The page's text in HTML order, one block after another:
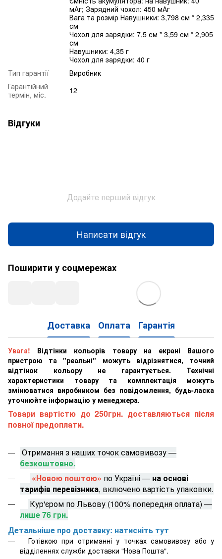
мАг; Зарядний чохол: 450 мАг
Вага та розмір Навушники: 3,798 см * 2,335
см
Чохол для зарядки: 7,5 см * 3,59 см * 2,905
см
Навушники: 4,35 г
Чохол для зарядки: 40 г
Тип гарантії
Виробник
Гарантійний
термін, міс.
12
Відгуки
Додайте перший відгук
Написати відгук
Поширити у соцмережах
Доставка Оплата Гарантія
Увага! Відтінки кольорів товару на екрані Вашого
пристрою та "реальні" можуть відрізнятися, точний
відтінок кольору не гарантується. Технічні
характеристики товару та комплектація можуть
змінюватися виробником без повідомлення, будь-ласка
уточнюйте інформацію у менеджера.
Товари вартістю до 250грн. доставляються після
повної предоплати.
Отримання з наших точок самовивозу —
безкоштовно.
«Новою поштою» по Україні — на основі
тарифів перевізника, включено вартість упаковки.
Кур'єром по Львову (100% попередня оплата) —
лише 76 грн.
Детальніше про доставку: натисніть тут
Готівкою при отриманні у точках самовивозу або у
відділеннях служби доставки "Нова Пошта".